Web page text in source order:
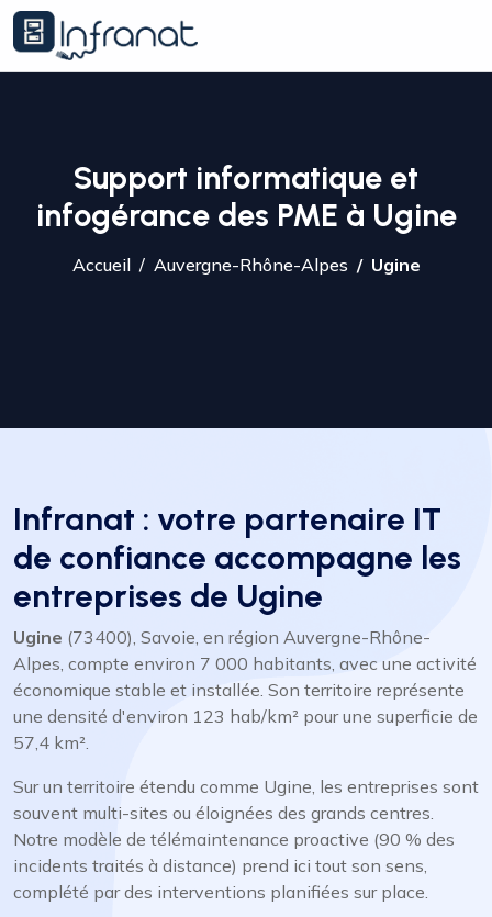
Support informatique et
infogérance des PME à Ugine
Accueil Auvergne-Rhône-Alpes Ugine
Infranat : votre partenaire IT
de confiance accompagne les
entreprises de Ugine
Ugine (73400), Savoie, en région Auvergne-Rhône-
Alpes, compte environ 7 000 habitants, avec une activité
économique stable et installée. Son territoire représente
une densité d'environ 123 hab/km² pour une superficie de
57,4 km².
Sur un territoire étendu comme Ugine, les entreprises sont
souvent multi-sites ou éloignées des grands centres.
Notre modèle de télémaintenance proactive (90 % des
incidents traités à distance) prend ici tout son sens,
complété par des interventions planifiées sur place.